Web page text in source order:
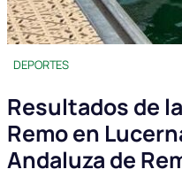
DEPORTES
Resultados de
Remo en
Andaluza de